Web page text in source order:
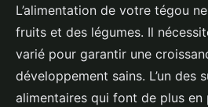
Quels sont les
d'incorporer des
ténébrions dans
d'un tégou?
L’alimentation de votre tégou
fruits et des légumes. Il
varié pour garantir une
développement sains. L’un des
alimentaires qui font de plus